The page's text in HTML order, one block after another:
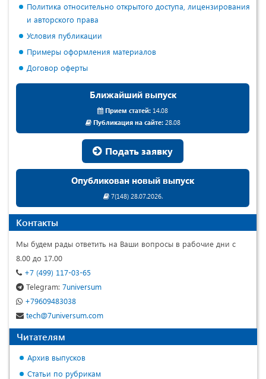
Политика относительно открытого доступа, лицензирования
и авторского права
Условия публикации
Примеры оформления материалов
Договор оферты
Ближайший выпуск
Прием статей: 14.08
Публикация на сайте:28.08
Подать заявку
Опубликован новый выпуск
7(148) 28.07.2026.
Контакты
Мы будем рады ответить на Ваши вопросы в рабочие дни с
8.00 до 17.00
+7 (499) 117-03-65
Telegram: 7universum
+79609483038
tech@7universum.com
Читателям
Архив выпусков
Статьи по рубрикам